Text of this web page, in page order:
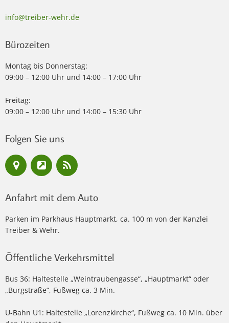
info@treiber-wehr.de
Bürozeiten
Montag bis Donnerstag:
09:00 – 12:00 Uhr und 14:00 – 17:00 Uhr
Freitag:
09:00 – 12:00 Uhr und 14:00 – 15:30 Uhr
Folgen Sie uns
Anfahrt mit dem Auto
Parken im Parkhaus Hauptmarkt, ca. 100 m von der Kanzlei
Treiber & Wehr.
Öffentliche Verkehrsmittel
Bus 36: Haltestelle „Weintraubengasse“, „Hauptmarkt“ oder
„Burgstraße“, Fußweg ca. 3 Min.
U-Bahn U1: Haltestelle „Lorenzkirche“, Fußweg ca. 10 Min. über